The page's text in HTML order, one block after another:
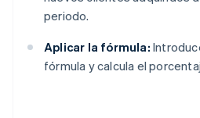
periodo.
Aplicar la fórmula:
fórmula y calcula el